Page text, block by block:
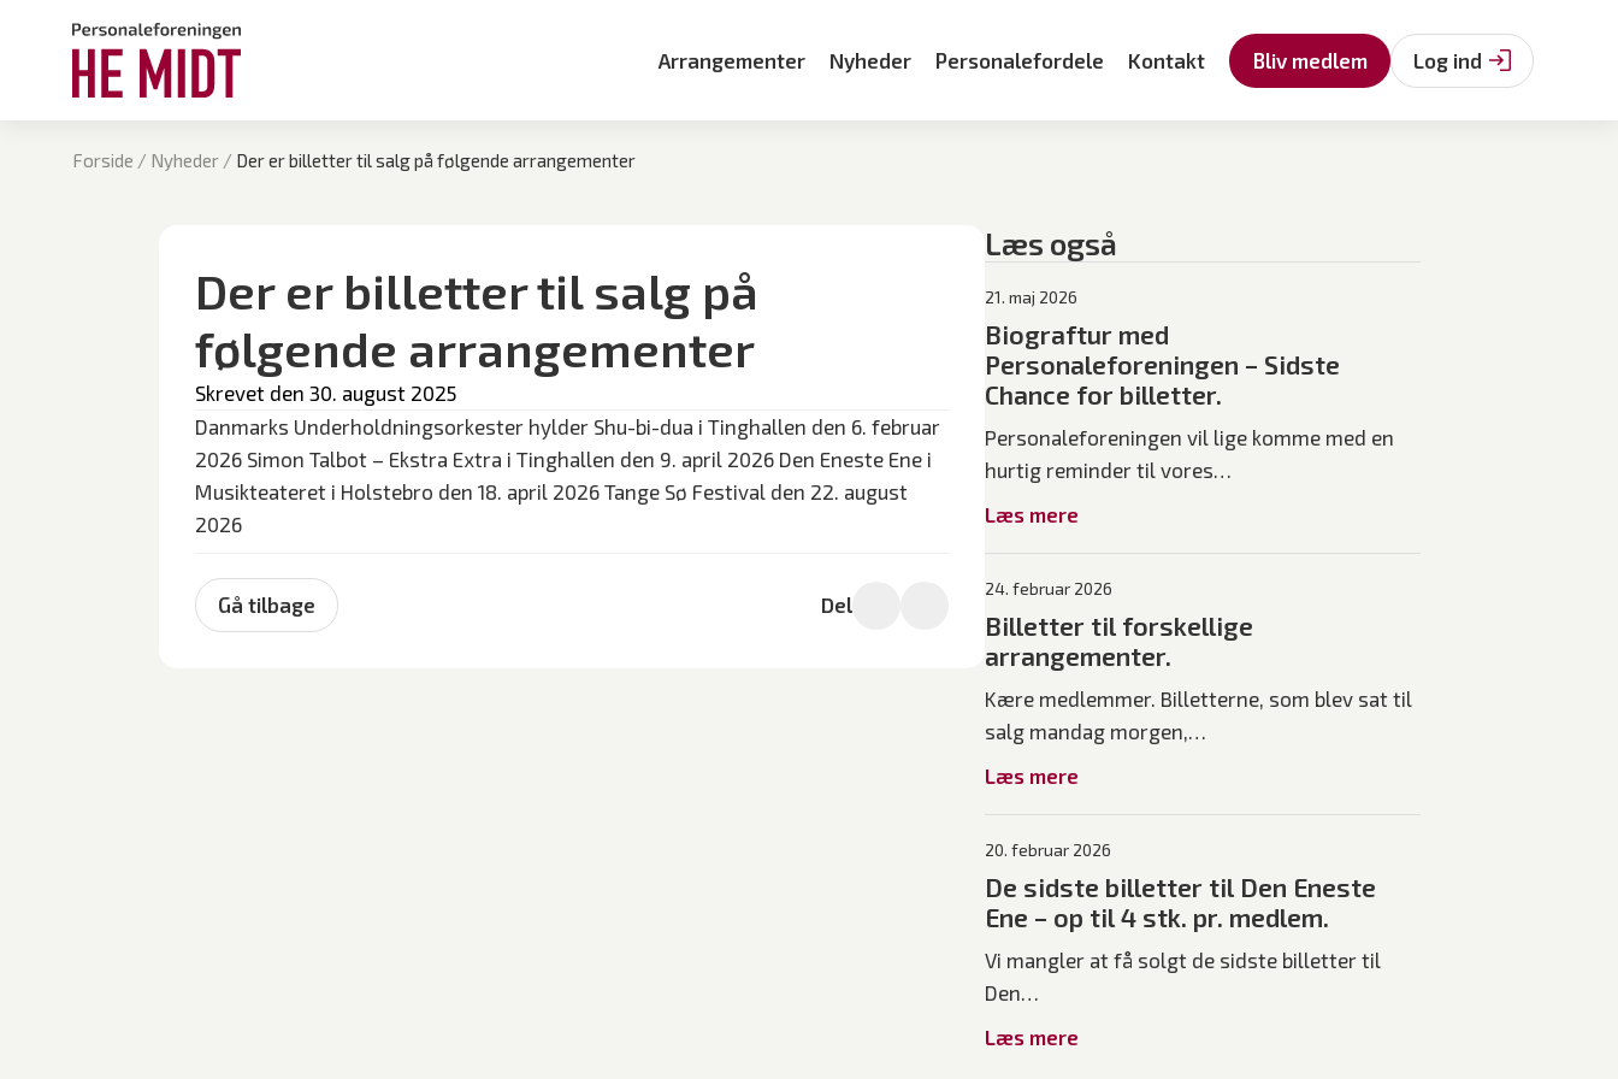
Arrangementer Nyheder Personalefordele Kontakt Bliv medlem Log ind
Forside / Nyheder / Der er billetter til salg på følgende arrangementer
Der er billetter til salg på
følgende arrangementer
Skrevet den 30. august 2025
Danmarks Underholdningsorkester hylder Shu-bi-dua i Tinghallen den 6. februar
2026 Simon Talbot – Ekstra Extra i Tinghallen den 9. april 2026 Den Eneste Ene i
Musikteateret i Holstebro den 18. april 2026 Tange Sø Festival den 22. august
2026
Gå tilbage Del
Læs også
Biograftur med
Personaleforeningen – Sidste
Chance for billetter.
21. maj 2026
Personaleforeningen vil lige komme med en
hurtig reminder til vores…
Læs mere
Billetter til forskellige
arrangementer.
24. februar 2026
Kære medlemmer. Billetterne, som blev sat til
salg mandag morgen,…
Læs mere
De sidste billetter til Den Eneste
Ene – op til 4 stk. pr. medlem.
20. februar 2026
Vi mangler at få solgt de sidste billetter til
Den…
Læs mere